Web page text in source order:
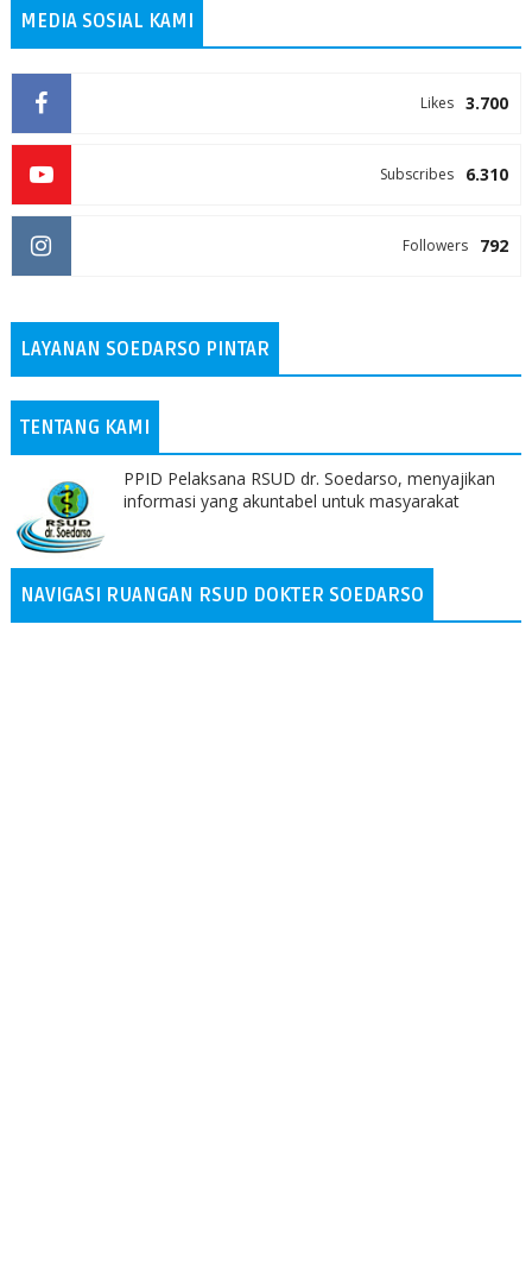
MEDIA SOSIAL KAMI
3.700
Likes
6.310
Subscribes
792
Followers
LAYANAN SOEDARSO PINTAR
TENTANG KAMI
PPID Pelaksana RSUD dr. Soedarso, menyajikan
informasi yang akuntabel untuk masyarakat
NAVIGASI RUANGAN RSUD DOKTER SOEDARSO